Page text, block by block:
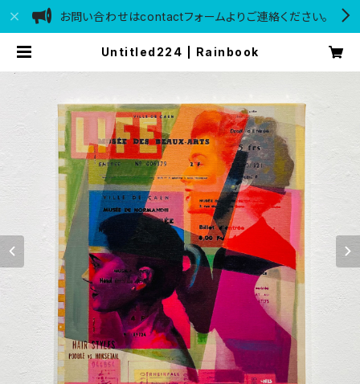
お問い合わせはcontactフォームよりご連絡ください。
Untitled224 | Rainbook